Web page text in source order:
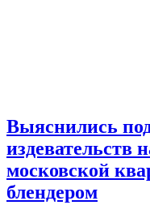
Выяснились
издевательств
московской
блендером